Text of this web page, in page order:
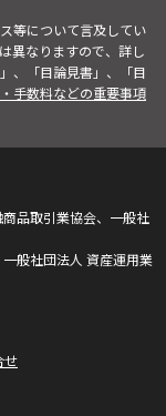
等について言及してい
異なりますので、詳し
、「目論見書」、「目
手数料などの重要事項
品取引業協会、一般社
般社団法人 資産運用業
せ